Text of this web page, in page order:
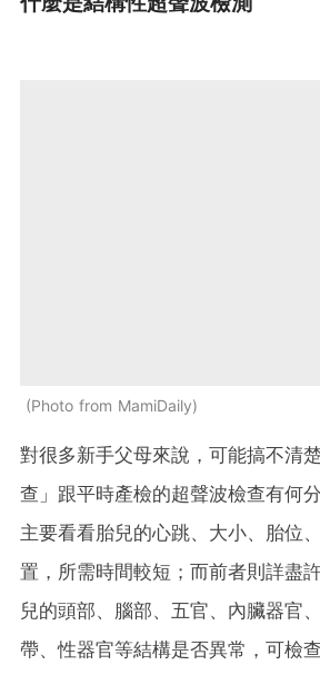
Photo from MamiDaily
對很多新手父母來說，可能搞不清
查」跟平時產檢的超聲波檢查有何
主要看看胎兒的心跳、大小、胎位
置，所需時間較短；而前者則詳盡
兒的頭部、腦部、五官、內臟器官
帶、性器官等結構是否異常，可檢